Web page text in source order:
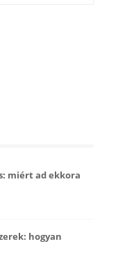
miért ad ekkora
hogyan